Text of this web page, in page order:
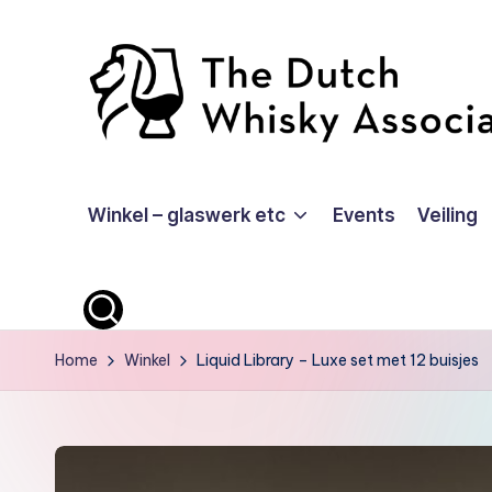
A
-
Winkel – glaswerk etc Events Veiling
Home Winkel Liquid Library – Luxe set met 12 buisjes